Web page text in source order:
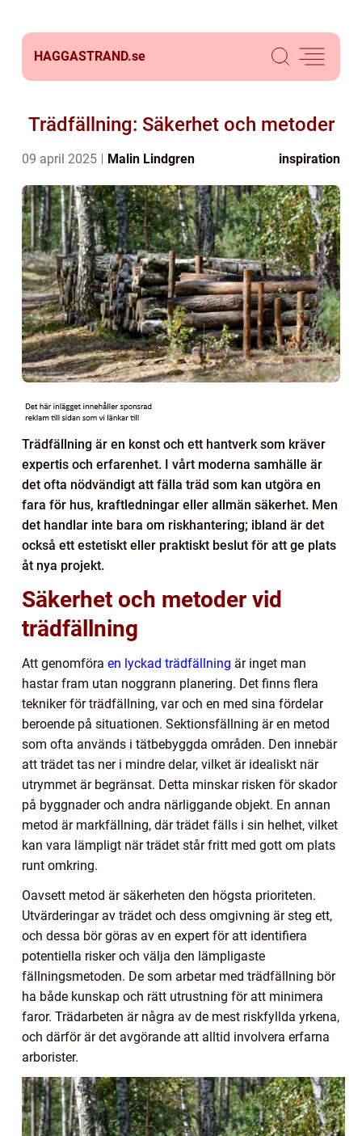
HAGGASTRAND.se
Trädfällning: Säkerhet och metoder
09 april 2025 Malin Lindgren inspiration
Trädfällning är en konst och ett hantverk som kräver
expertis och erfarenhet. I vårt moderna samhälle är
det ofta nödvändigt att fälla träd som kan utgöra en
fara för hus, kraftledningar eller allmän säkerhet. Men
det handlar inte bara om riskhantering; ibland är det
också ett estetiskt eller praktiskt beslut för att ge plats
åt nya projekt.
Säkerhet och metoder vid
trädfällning
Att genomföra en lyckad trädfällning är inget man
hastar fram utan noggrann planering. Det finns flera
tekniker för trädfällning, var och en med sina fördelar
beroende på situationen. Sektionsfällning är en metod
som ofta används i tätbebyggda områden. Den innebär
att trädet tas ner i mindre delar, vilket är idealiskt när
utrymmet är begränsat. Detta minskar risken för skador
på byggnader och andra närliggande objekt. En annan
metod är markfällning, där trädet fälls i sin helhet, vilket
kan vara lämpligt när trädet står fritt med gott om plats
runt omkring.
Oavsett metod är säkerheten den högsta prioriteten.
Utvärderingar av trädet och dess omgivning är steg ett,
och dessa bör göras av en expert för att identifiera
potentiella risker och välja den lämpligaste
fällningsmetoden. De som arbetar med trädfällning bör
ha både kunskap och rätt utrustning för att minimera
faror. Trädarbeten är några av de mest riskfyllda yrkena,
och därför är det avgörande att alltid involvera erfarna
arborister.